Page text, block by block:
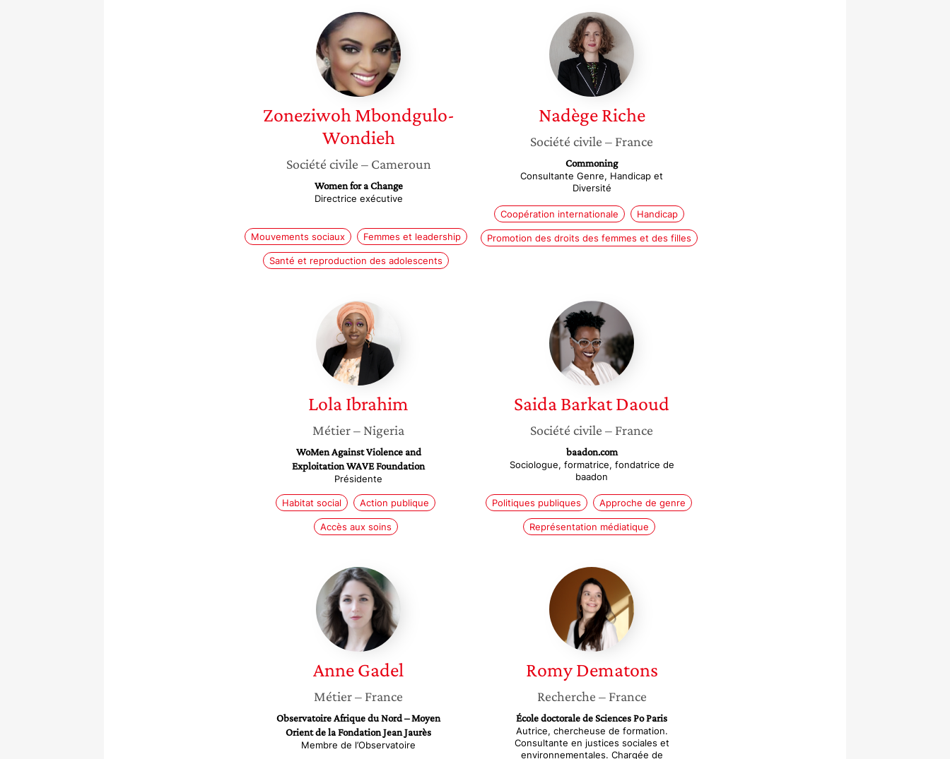
Zoneziwoh
Mbondgulo-
Wondieh
Zoneziwoh Mbondgulo-
Wondieh
Société civile – Cameroun
Women for a Change
Directrice exécutive
Mouvements sociaux Femmes et leadership
Santé et reproduction des adolescents
Nadège
Riche
Nadège Riche
Société civile – France
Commoning
Consultante Genre, Handicap et
Diversité
Coopération internationale Handicap
Promotion des droits des femmes et des filles
Lola
Ibrahim
LolaIbrahim
Métier– Nigeria
WoMen Against Violence and
Exploitation WAVE Foundation
Présidente
Habitat social Action publique
Accès aux soins
Saida
Barkat
Daoud
SaidaBarkat Daoud
Société civile – France
baadon.com
Sociologue, formatrice, fondatrice de
baadon
Politiques publiques Approche de genre
Représentation médiatique
Anne
Gadel
AnneGadel
Métier– France
Observatoire Afrique du Nord – Moyen
Orient de la Fondation Jean Jaurès
Membre de l’Observatoire
Romy
Dematons
Romy Dematons
Recherche – France
École doctorale de Sciences Po Paris
Autrice, chercheuse de formation.
Consultante en justices sociales et
environnementales. Chargée de